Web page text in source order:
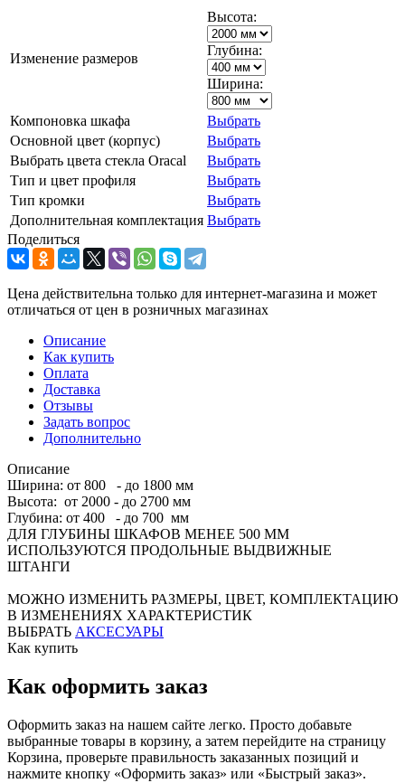
Изменение размеров
Высота:
Глубина:
Ширина:
Компоновка шкафа
Выбрать
Основной цвет (корпус)
Выбрать
Выбрать цвета стекла Oracal
Выбрать
Тип и цвет профиля
Выбрать
Тип кромки
Выбрать
Дополнительная комплектация Выбрать
Поделиться
Цена действительна только для интернет-магазина и может
отличаться от цен в розничных магазинах
Описание
Как купить
Оплата
Доставка
Отзывы
Задать вопрос
Дополнительно
Описание
Ширина: от 800 - до 1800 мм
Высота: от 2000 - до 2700 мм
Глубина: от 400 - до 700 мм
ДЛЯ ГЛУБИНЫ ШКАФОВ МЕНЕЕ 500 ММ
ИСПОЛЬЗУЮТСЯ ПРОДОЛЬНЫЕ ВЫДВИЖНЫЕ
ШТАНГИ
МОЖНО ИЗМЕНИТЬ РАЗМЕРЫ, ЦВЕТ, КОМПЛЕКТАЦИЮ
В ИЗМЕНЕНИЯХ ХАРАКТЕРИСТИК
ВЫБРАТЬ АКСЕСУАРЫ
Как купить
Как оформить заказ
Оформить заказ на нашем сайте легко. Просто добавьте
выбранные товары в корзину, а затем перейдите на страницу
Корзина, проверьте правильность заказанных позиций и
нажмите кнопку «Оформить заказ» или «Быстрый заказ».